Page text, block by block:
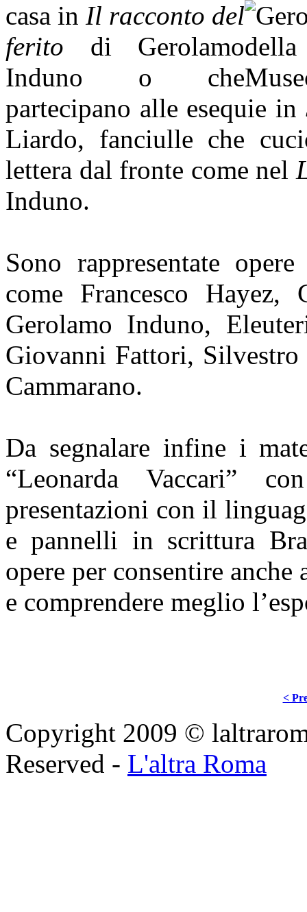
casa in Il racconto del
ferito di Gerolamo
Induno o che
partecipano alle esequie in
Liardo, fanciulle che
lettera dal fronte come nel
Induno.
Sono rappresentate
come Francesco Hayez,
Gerolamo Induno,
Giovanni Fattori,
Cammarano.
Da segnalare infine i
“Leonarda Vaccari”
presentazioni con il
e pannelli in scrittura
opere per consentire
e comprendere meglio
<
Copyright 2009 ©
Reserved - L'altra Roma